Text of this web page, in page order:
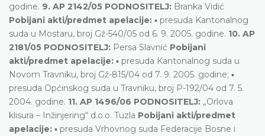
godine. 9. AP 2142/05 PODNOSITELJ: Branka Vidić
Pobijani akti/predmet apelacije: ▪ presuda Kantonalnog
suda u Mostaru, broj Gž-540/05 od 6. 9. 2005. godine. 10. AP
2181/05 PODNOSITELJ: Persa Slavnić Pobijani
akti/predmet apelacije: ▪ presuda Kantonalnog suda u
Novom Travniku, broj Gž-815/04 od 7. 9. 2005. godine; ▪
presuda Općinskog suda u Travniku, broj P-192/04 od 7. 5.
2004. godine. 11. AP 1496/06 PODNOSITELJ: „Orlova
klisura – Inžinjering“ d.o.o. Tuzla Pobijani akti/predmet
apelacije: ▪ presuda Vrhovnog suda Federacije Bosne i